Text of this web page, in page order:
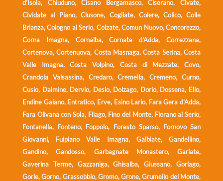
d'Isola, Chiuduno, Cisano Bergamasco, Ciserano, Civate,
Cividate al Piano, Clusone, Cogliate, Colere, Colico, Colle
Brianza, Cologno al Serio, Colzate, Comun Nuovo, Concorezzo,
Corna Imagna, Cornalba, Cornate d'Adda, Correzzana,
Cortenova, Cortenuova, Costa Masnaga, Costa Serina, Costa
Valle Imagna, Costa Volpino, Costa di Mezzate, Covo,
Crandola Valsassina, Credaro, Cremella, Cremeno, Curno,
Cusio, Dalmine, Dervio, Desio, Dolzago, Dorio, Dossena, Ello,
Endine Gaiano, Entratico, Erve, Esino Lario, Fara Gera d'Adda,
Fara Olivana con Sola, Filago, Fino del Monte, Fiorano al Serio,
Fontanella, Fonteno, Foppolo, Foresto Sparso, Fornovo San
Giovanni, Fuipiano Valle Imagna, Galbiate, Gandellino,
Gandino, Gandosso, Garbagnate Monastero, Garlate,
Gaverina Terme, Gazzaniga, Ghisalba, Giussano, Gorlago,
Gorle, Gorno, Grassobbio, Gromo, Grone, Grumello del Monte,